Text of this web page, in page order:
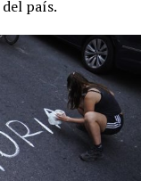
país.